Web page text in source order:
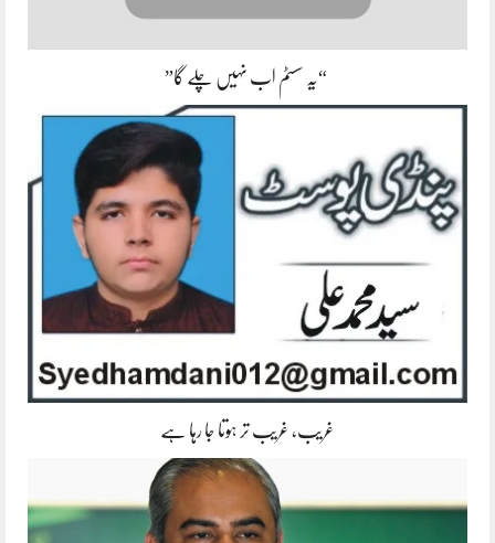
“یہ سسٹم اب نہیں چلے گا”
غریب، غریب تر ہوتا جا رہا ہے